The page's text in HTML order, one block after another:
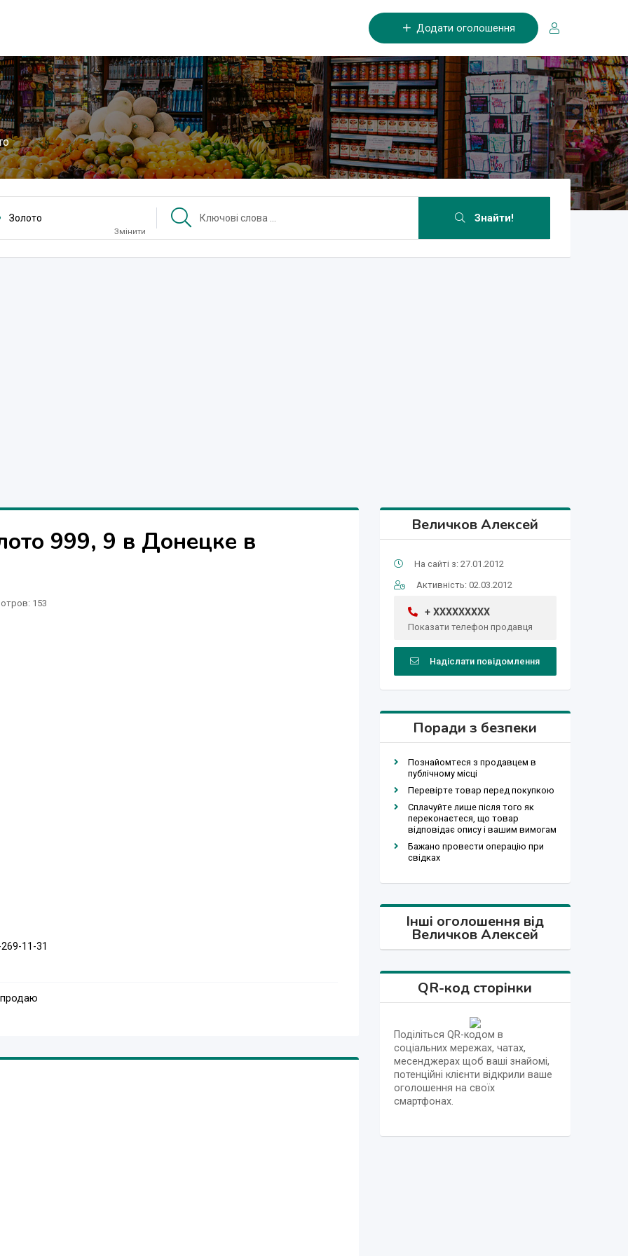
Додати оголошення
Золото
Змінити
Знайти!
999, 9 в Донецке в
: 153
11-31
Величков Алексей
На сайті з: 27.01.2012
Активність: 02.03.2012
+ XXXXXXXXX
Показати телефон продавця
Надіслати повідомлення
Поради з безпеки
Познайомтеся з продавцем в
публічному місці
Перевірте товар перед покупкою
Сплачуйте лише після того як
переконаєтеся, що товар
відповідає опису і вашим вимогам
Бажано провести операцію при
свідках
Інші оголошення від
Величков Алексей
QR-код сторінки
Поділіться QR-кодом в
соціальних мережах, чатах,
месенджерах щоб ваші знайомі,
потенційні клієнти відкрили ваше
оголошення на своїх
смартфонах.